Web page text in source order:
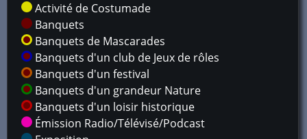
Activité de Costumade
Banquets
Banquets de Mascarades
Banquets d'un club de Jeux de rôles
Banquets d'un festival
Banquets d'un grandeur Nature
Banquets d'un loisir historique
Émission Radio/Télévisé/Podcast